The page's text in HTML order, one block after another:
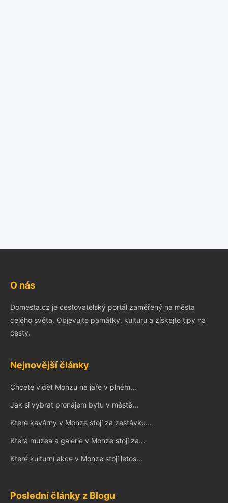
O nás
Domesta.cz je cestovatelský portál zaměřený na města
celého světa. Objevujte památky, kulturu a získejte tipy na
cesty.
Nejnovější články
Chcete vidět Monzu na jaře v plném...
Jak si vybrat pronájem bytu v městě...
Které kavárny v Monze stojí za zastávku...
Která muzea a galerie v Monze stojí za...
Které kulturní akce v Monze stojí letos...
Poslední články z Blogu